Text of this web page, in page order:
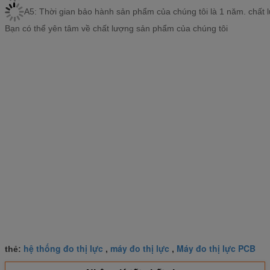
A5: Thời gian bảo hành sản phẩm của chúng tôi là 1 năm.
Bạn có thể yên tâm về chất lượng sản phẩm của chúng tôi
thẻ: hệ thống đo thị lực , máy đo thị lực , Máy đo thị lực PCB